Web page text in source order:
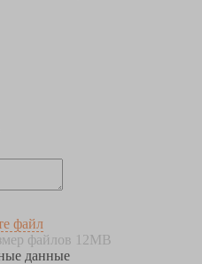
файл
файлов 12MB
данные